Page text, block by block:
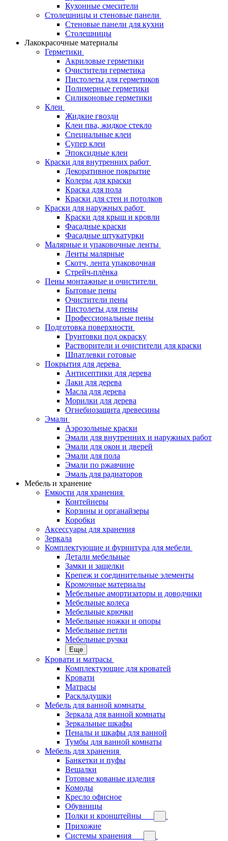
Кухонные смесители
Столешницы и стеновые панели
Стеновые панели для кухни
Столешницы
Лакокрасочные материалы
Герметики
Акриловые герметики
Очистители герметика
Пистолеты для герметиков
Полимерные герметики
Силиконовые герметики
Клеи
Жидкие гвозди
Клеи пва, жидкое стекло
Специальные клеи
Супер клеи
Эпоксидные клеи
Краски для внутренних работ
Декоративное покрытие
Колеры для краски
Краска для пола
Краски для стен и потолков
Краски для наружных работ
Краски для крыш и кровли
Фасадные краски
Фасадные штукатурки
Малярные и упаковочные ленты
Ленты малярные
Скотч, лента упаковочная
Стрейч-плёнка
Пены монтажные и очистители
Бытовые пены
Очистители пены
Пистолеты для пены
Профессиональные пены
Подготовка поверхности
Грунтовки под окраску
Растворители и очистители для краски
Шпатлевки готовые
Покрытия для дерева
Антисептики для дерева
Лаки для дерева
Масла для дерева
Морилки для дерева
Огнебиозащита древесины
Эмали
Аэрозольные краски
Эмали для внутренних и наружных работ
Эмали для окон и дверей
Эмали для пола
Эмали по ржавчине
Эмаль для радиаторов
Мебель и хранение
Емкости для хранения
Контейнеры
Корзины и органайзеры
Коробки
Аксессуары для хранения
Зеркала
Комплектующие и фурнитура для мебели
Детали мебельные
Замки и защелки
Крепеж и соединительные элементы
Кромочные материалы
Мебельные амортизаторы и доводчики
Мебельные колеса
Мебельные крючки
Мебельные ножки и опоры
Мебельные петли
Мебельные ручки
Еще
Кровати и матрасы
Комплектующие для кроватей
Кровати
Матрасы
Раскладушки
Мебель для ванной комнаты
Зеркала для ванной комнаты
Зеркальные шкафы
Пеналы и шкафы для ванной
Тумбы для ванной комнаты
Мебель для хранения
Банкетки и пуфы
Вешалки
Готовые кованые изделия
Комоды
Кресло офисное
Обувницы
Полки и кронштейны
Прихожие
Системы хранения